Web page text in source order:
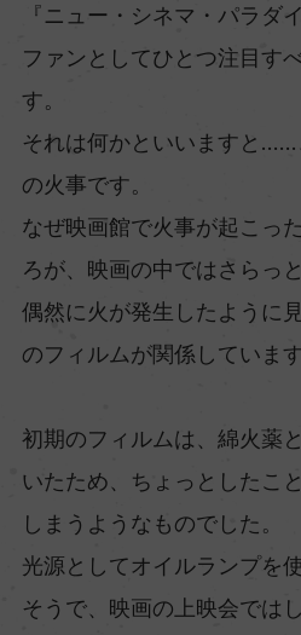
『ニュー・シネマ・パラダ
ファンとしてひとつ注目す
す。
それは何かといいますと
の火事です。
なぜ映画館で火事が起こっ
ろが、映画の中ではさらっ
偶然に火が発生したように
のフィルムが関係しています
初期のフィルムは、綿火薬
いたため、ちょっとしたこ
しまうようなものでした。
光源としてオイルランプを
そうで、映画の上映会では